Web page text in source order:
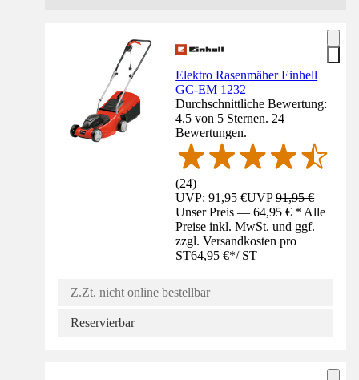
Elektro Rasenmäher Einhell
GC-EM 1232
Durchschnittliche Bewertung:
4.5 von 5 Sternen. 24
Bewertungen.
(24)
UVP: 91,95 €UVP91,95 €
Unser Preis — 64,95 € * Alle
Preise inkl. MwSt. und ggf.
zzgl. Versandkosten pro
ST64,95 €*/ ST
Z.Zt. nicht online bestellbar
Reservierbar